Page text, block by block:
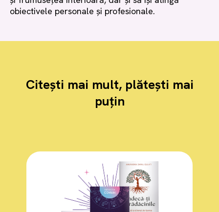
obiectivele personale și profesionale.
Citești mai mult, plătești mai
puțin